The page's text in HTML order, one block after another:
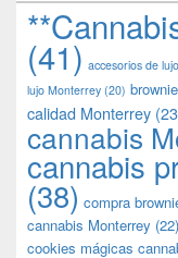
(41) accesorios de
lujo Monterrey (20)
calidad Monterrey
cannabis
cannabis
(38) compra
cannabis Monterrey (22)
cookies mágicas